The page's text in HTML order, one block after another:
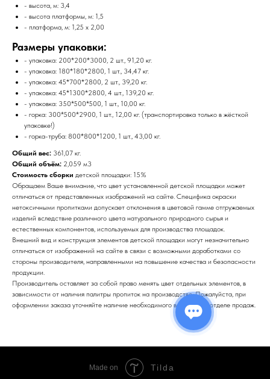
- высота, м: 3,4
- высота платформы, м: 1,5
- платформа, м: 1,25 x 2,00
Размеры упаковки:
- упаковка: 200*200*3000, 2 шт., 91,20 кг.
- упаковка: 180*180*2800, 1 шт., 34,47 кг.
- упаковка: 45*700*2800, 2 шт., 39,20 кг.
- упаковка: 45*1300*2800, 4 шт., 139,20 кг.
- упаковка: 350*500*500, 1 шт., 10,00 кг.
- горка: 300*500*2900, 1 шт., 12,00 кг. (транспортировка только в жёсткой
упаковке!)
- горка-труба: 800*800*1200, 1 шт., 43,00 кг.
Общий вес: 361,07 кг.
Общий объём: 2,059 м3
Стоимость сборки детской площадки: 15%
Обращаем Ваше внимание, что цвет установленной детской площадки может
отличаться от представленных изображений на сайте. Специфика окраски
нетоксичными пропитками допускает отклонения в цветовой гамме отгружаемых
изделий вследствие различного цвета натурального природного сырья и
естественных компонентов, используемых для производства площадок.
Внешний вид и конструкция элементов детской площадки могут незначительно
отличаться от изображений на сайте в связи с возможными доработками со
стороны производителя, направленными на повышение качества и безопасности
продукции.
Производитель оставляет за собой право менять цвет отдельных элементов, в
зависимости от наличия палитры пропиток на производстве. Пожалуйста, при
оформлении заказа уточняйте наличие необходимого вам цвета в отделе продаж.
Made on Tilda